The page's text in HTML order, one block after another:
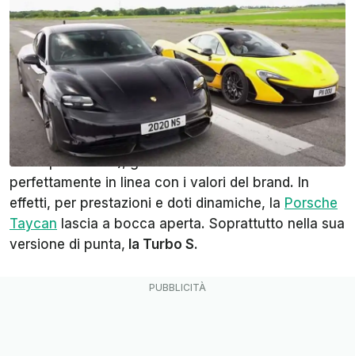
Di: Khalil Bouguerra
Tradotto da:Francesco Barontini
13 Ago 2020alle14:59
Aggiungi InsideEVs alle
fonti preferite su Google
QuandoPorsche ha presentato la Taycan , prima
elettrica della storia della Casa (almeno guardando
ai tempi moderni), garantì che il modello era
perfettamente in linea con i valori del brand. In
effetti, per prestazioni e doti dinamiche, la Porsche
Taycan lascia a bocca aperta. Soprattutto nella sua
versione di punta, la Turbo S.